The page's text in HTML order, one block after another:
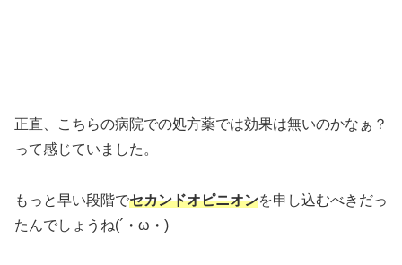
正直、こちらの病院での処方薬では効果は無いのかなぁ？
って感じていました。
もっと早い段階でセカンドオピニオンを申し込むべきだっ
たんでしょうね(´・ω・)